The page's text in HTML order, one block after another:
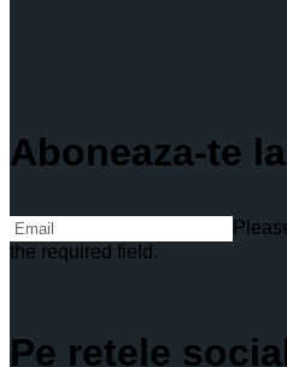
Aboneaza-te
the required field.
Pe retele